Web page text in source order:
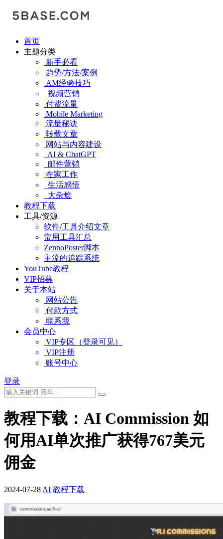
首页
主题分类
新手必看
趋势/方法/案例
AM经验技巧
视频营销
付费流量
Mobile Marketing
流量秘诀
转载文章
网站与内容建设
AI & ChatGPT
邮件营销
在家工作
生活感悟
大杂烩
教程下载
工具/资源
软件/工具介绍文章
常用工具汇总
ZennoPoster脚本
主流的追踪系统
YouTube教程
VIP招募
关于本站
网站公告
付款方式
联系我
会员中心
VIP专区（登录可见）
VIP注册
账号中心
登录
教程下载：AI Commission 如
何用AI单次推广获得767美元
佣金
2024-07-28 AI 教程下载